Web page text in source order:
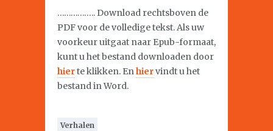
…………….. Download rechtsboven de
PDF voor de volledige tekst. Als uw
voorkeur uitgaat naar Epub-formaat,
kunt u het bestand downloaden door
hierte klikken. Enhiervindt u het
bestand in Word.
Verhalen